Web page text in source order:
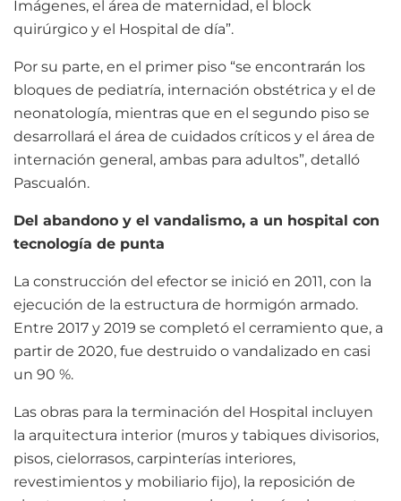
Imágenes, el área de maternidad, el block
quirúrgico y el Hospital de día”.
Por su parte, en el primer piso “se encontrarán los
bloques de pediatría, internación obstétrica y el de
neonatología, mientras que en el segundo piso se
desarrollará el área de cuidados críticos y el área de
internación general, ambas para adultos”, detalló
Pascualón.
Del abandono y el vandalismo, a un hospital con
tecnología de punta
La construcción del efector se inició en 2011, con la
ejecución de la estructura de hormigón armado.
Entre 2017 y 2019 se completó el cerramiento que, a
partir de 2020, fue destruido o vandalizado en casi
un 90 %.
Las obras para la terminación del Hospital incluyen
la arquitectura interior (muros y tabiques divisorios,
pisos, cielorrasos, carpinterías interiores,
revestimientos y mobiliario fijo), la reposición de